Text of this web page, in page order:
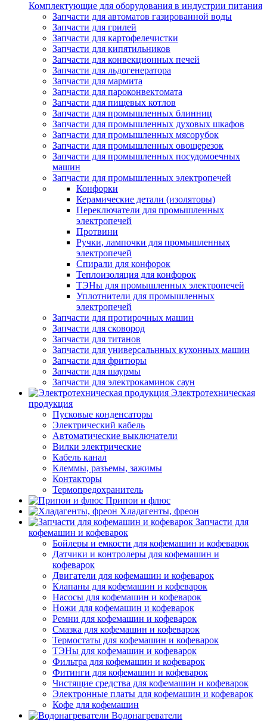
Комплектующие для оборудования в индустрии питания
Запчасти для автоматов газированной воды
Запчасти для грилей
Запчасти для картофелечистки
Запчасти для кипятильников
Запчасти для конвекционных печей
Запчасти для льдогенератора
Запчасти для мармита
Запчасти для пароконвектомата
Запчасти для пищевых котлов
Запчасти для промышленных блинниц
Запчасти для промышленных духовых шкафов
Запчасти для промышленных мясорубок
Запчасти для промышленных овощерезок
Запчасти для промышленных посудомоечных
машин
Запчасти для промышленных электропечей
Конфорки
Керамические детали (изоляторы)
Переключатели для промышленных
электропечей
Протвини
Ручки, лампочки для промышленных
электропечей
Спирали для конфорок
Теплоизоляция для конфорок
ТЭНы для промышленных электропечей
Уплотнители для промышленных
электропечей
Запчасти для протирочных машин
Запчасти для сковород
Запчасти для титанов
Запчасти для универсальнных кухонных машин
Запчасти для фритюры
Запчасти для шаурмы
Запчасти для электрокаминок саун
Электротехническая
продукция
Пусковые конденсаторы
Электрический кабель
Автоматические выключатели
Вилки электрические
Кабель канал
Клеммы, разъемы, зажимы
Контакторы
Термопредохранитель
Припои и флюс
Хладагенты, фреон
Запчасти для
кофемашин и кофеварок
Бойлеры и емкости для кофемашин и кофеварок
Датчики и контролеры для кофемашин и
кофеварок
Двигатели для кофемашин и кофеварок
Клапаны для кофемашин и кофеварок
Насосы для кофемашин и кофеварок
Ножи для кофемашин и кофеварок
Ремни для кофемашин и кофеварок
Смазка для кофемашин и кофеварок
Термостаты для кофемашин и кофеварок
ТЭНы для кофемашин и кофеварок
Фильтра для кофемашин и кофеварок
Фитинги для кофемашин и кофеварок
Чистящие средства для кофемашин и кофеварок
Электронные платы для кофемашин и кофеварок
Кофе для кофемашин
Водонагреватели